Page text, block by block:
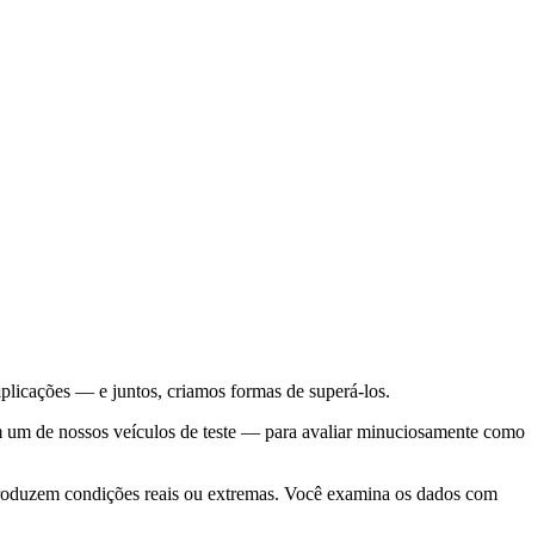
— e juntos, criamos formas de superá-los.
de nossos veículos de teste — para avaliar minuciosamente como
condições reais ou extremas. Você examina os dados com